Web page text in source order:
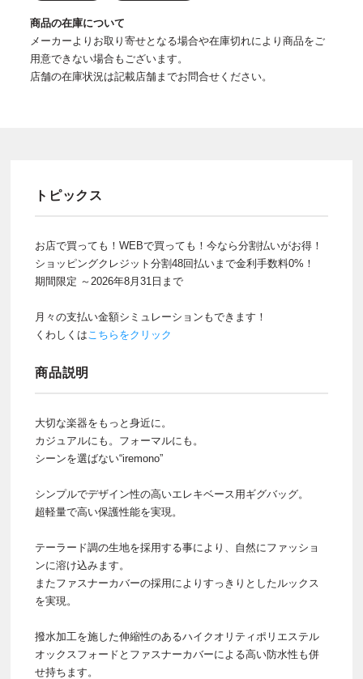
商品の在庫について
メーカーよりお取り寄せとなる場合や在庫切れにより商品をご
用意できない場合もございます。
店舗の在庫状況は記載店舗までお問合せください。
トピックス
お店で買っても！WEBで買っても！今なら分割払いがお得！
ショッピングクレジット分割48回払いまで金利手数料0%！
期間限定 ～2026年8月31日まで
月々の支払い金額シミュレーションもできます！
くわしくは こちらをクリック
商品説明
大切な楽器をもっと身近に。
カジュアルにも。フォーマルにも。
シーンを選ばない“iremono”
シンプルでデザイン性の高いエレキベース用ギグバッグ。
超軽量で高い保護性能を実現。
テーラード調の生地を採用する事により、自然にファッショ
ンに溶け込みます。
またファスナーカバーの採用によりすっきりとしたルックス
を実現。
撥水加工を施した伸縮性のあるハイクオリティポリエステル
オックスフォードとファスナーカバーによる高い防水性も併
せ持ちます。